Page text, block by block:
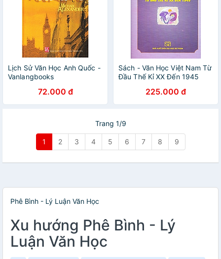
Lịch Sử Văn Học Anh Quốc -
Vanlangbooks
72.000 đ
Sách - Văn Học Việt Nam Từ
Đầu Thế Kỉ XX Đến 1945
225.000 đ
Trang 1/9
1 2 3 4 5 6 7 8 9
Phê Bình - Lý Luận Văn Học
Xu hướng Phê Bình - Lý
Luận Văn Học